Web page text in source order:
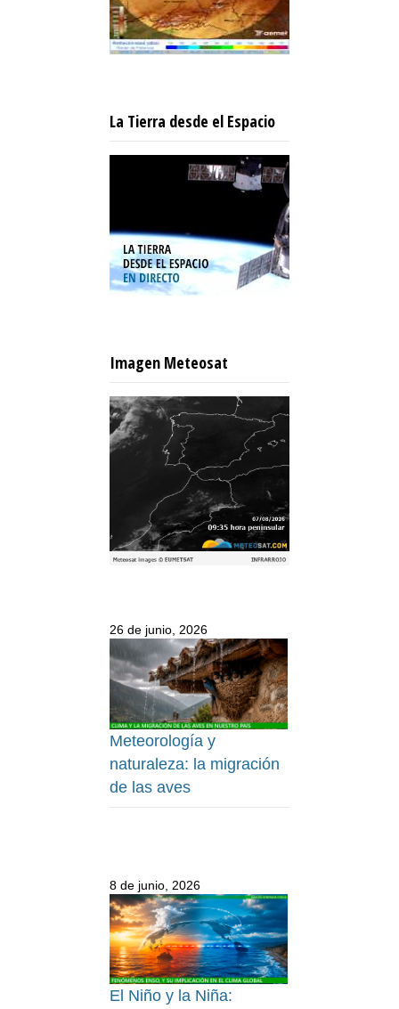
La Tierra desde el Espacio
Imagen Meteosat
26 de junio, 2026
Meteorología y
naturaleza: la migración
de las aves
8 de junio, 2026
El Niño y la Niña: